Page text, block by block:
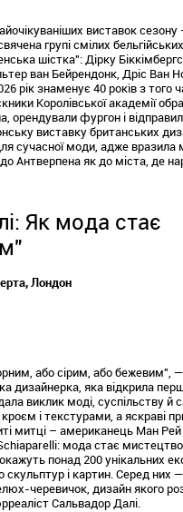
виставок
групі смілих
шістка": Дірку
ван Бейрендонк, Дріс Ван
рік знаменує 40 років з того
Королівської академії
орендували фургон і
виставку британських
сучасної моди, адже вразила
Антверпена як до міста, де
: Як мода стає
Лондон
або сірим, або бежевим",
дизайнерка, яка відкрила
виклик моді, суспільству й
і текстурами, а яскраві
митці – американець Ман
: мода стає
понад 200 унікальних
скульптур і картин. Серед них
черевичок, дизайн якого
Сальвадор Далі.